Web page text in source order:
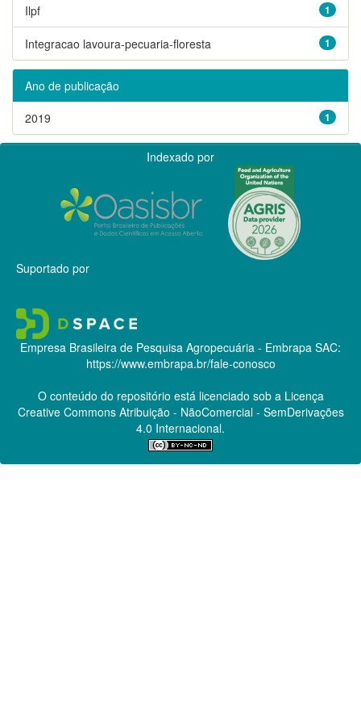
1
Ilpf
1
Integracao lavoura-pecuaria-floresta
Ano de publicação
1
2019
Indexado por
Suportado por
Empresa Brasileira de Pesquisa Agropecuária - Embrapa SAC:
https://www.embrapa.br/fale-conosco
O conteúdo do repositório está licenciado sob a Licença
Creative CommonsAtribuição - NãoComercial - SemDerivações
4.0 Internacional.